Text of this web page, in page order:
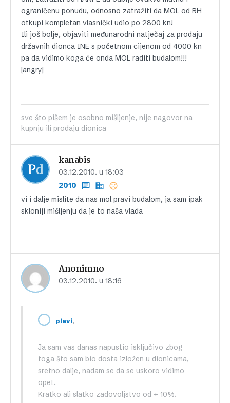
ograničenu ponudu, odnosno zatražiti da MOL od RH
otkupi kompletan vlasnički udio po 2800 kn!
Ili još bolje, objaviti međunarodni natječaj za prodaju
državnih dionca INE s početnom cijenom od 4000 kn
pa da vidimo koga će onda MOL raditi budalom!!!
[angry]
sve što pišem je osobno mišljenje, nije nagovor na
kupnju ili prodaju dionica
kanabis
03.12.2010. u 18:03
2010
vi i dalje mislite da nas mol pravi budalom, ja sam ipak
skloniji mišljenju da je to naša vlada
Anonimno
03.12.2010. u 18:16
plavi,
Ja sam vas danas napustio isključivo zbog
toga što sam bio dosta izložen u dionicama,
sretno dalje, nadam se da se uskoro vidimo
opet.
Kratko ali slatko zadovoljstvo od + 10%.